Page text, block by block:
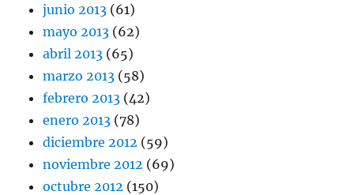
junio 2013 (61)
mayo 2013 (62)
abril 2013 (65)
marzo 2013 (58)
febrero 2013 (42)
enero 2013 (78)
diciembre 2012 (59)
noviembre 2012 (69)
octubre 2012 (150)